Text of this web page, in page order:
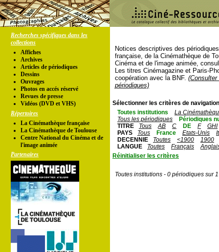
Recherches spécifiques dans les
collections
Affiches
Archives
Articles de périodiques
Dessins
Ouvrages
Photos en accés réservé
Revues de presse
Vidéos (DVD et VHS)
Répertoires
La Cinémathèque française
La Cinémathèque de Toulouse
Centre National du Cinéma et de
l'image animée
Partenaires
Notices descriptives des
française, de la Cinémathèque de
Cinéma et de l'image animée,
Les titres Cinémagazine et Paris-
coopération avec la BNF.
périodiques)
Sélectionner les critères de
Toutes institutions
La
Tous les périodiques
Périodiques
TITRE
Tous AB C DE F
GHI
PAYS
Tous France Etats-Unis
DECENNIE
Toutes <1900
1900
LANGUE
Toutes Français
Réinitialiser les critères
Toutes institutions - 0 périodiques sur